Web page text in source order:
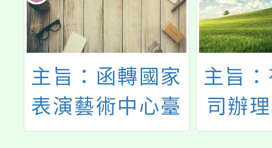
主旨：函轉國家
表演藝術中心臺
中國家歌劇院主
主旨
司辦
年度